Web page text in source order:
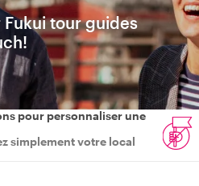
Fukui tour guides
pour personnaliser une
simplement votre local